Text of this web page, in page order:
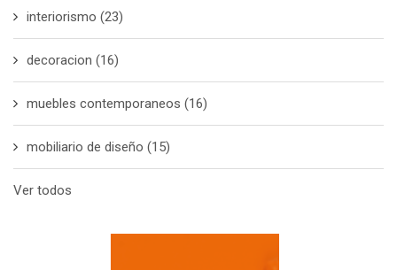
interiorismo (23)
decoracion (16)
muebles contemporaneos (16)
mobiliario de diseño (15)
Ver todos